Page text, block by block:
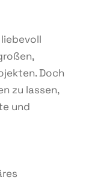
Doch
zu lassen,
und